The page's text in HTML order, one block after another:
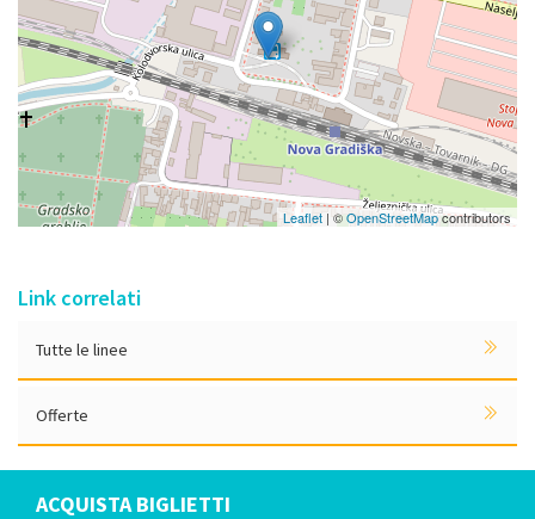
Leaflet | ©OpenStreetMapcontributors
Link correlati
Tutte le linee
Offerte
ACQUISTA BIGLIETTI